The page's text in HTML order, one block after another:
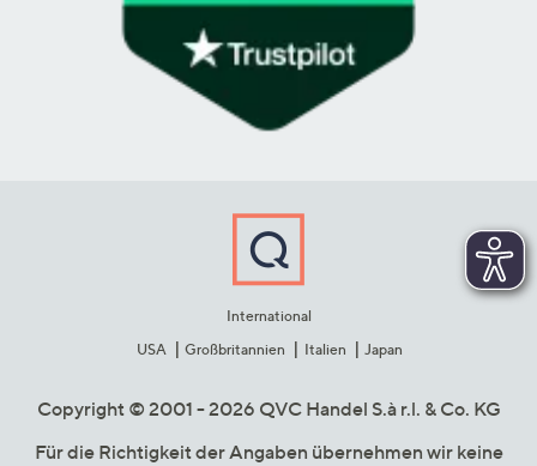
International
USA
Großbritannien Italien Japan
Copyright © 2001 - 2026 QVC Handel S.à r.l. & Co. KG
Für die Richtigkeit der Angaben übernehmen wir keine